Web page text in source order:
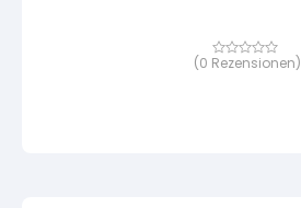
Bewertet
(0 Rezensionen)